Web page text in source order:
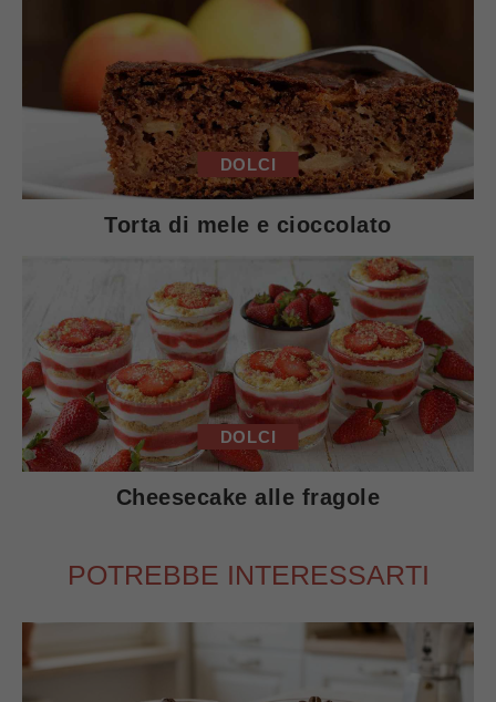
DOLCI
Torta di mele e cioccolato
DOLCI
Cheesecake alle fragole
POTREBBE INTERESSARTI